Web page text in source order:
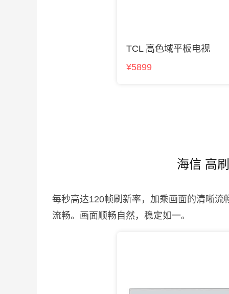
TCL 高色域平板电视
¥5899
海信 高
每秒高达120帧刷新率，加乘画面的清晰
流畅。画面顺畅自然，稳定如一。